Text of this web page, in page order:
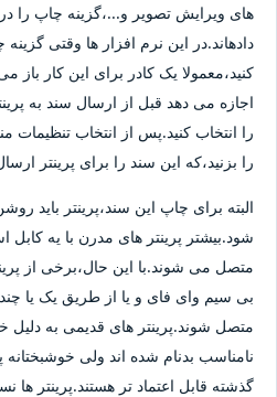
های ویرایش تصویر و...،گزینه چاپ را
دادهاند.در این نرم افزار ها وقتی
کنید،معمولا یک کادر برای این کار باز
اجازه می دهد قبل از ارسال سند به
را انتخاب کنید.پس از انتخاب تنظیمات
را بزنید،که این سند را برای پرینتر
البته برای چاپ این سند،پرینتر باید
متصل می شوند.با این حال،برخی از
بی سیم وای فای و یا از طریق یک یا
متصل شوند.پرینتر های قدیمی به
نامناسب بدنام شده اند ولی
گذشته قابل اعتماد تر هستند.پرینتر